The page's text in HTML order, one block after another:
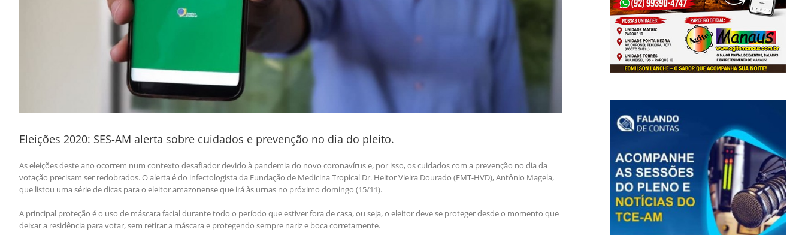
Eleições 2020: SES-AM alerta sobre cuidados e prevenção no dia do pleito.
As eleições deste ano ocorrem num contexto desafiador devido à pandemia do novo coronavírus e, por isso, os cuidados com a prevenção no dia da
votação precisam ser redobrados. O alerta é do infectologista da Fundação de Medicina Tropical Dr. Heitor Vieira Dourado (FMT-HVD), Antônio Magela,
que listou uma série de dicas para o eleitor amazonense que irá às urnas no próximo domingo (15/11).
A principal proteção é o uso de máscara facial durante todo o período que estiver fora de casa, ou seja, o eleitor deve se proteger desde o momento que
deixar a residência para votar, sem retirar a máscara e protegendo sempre nariz e boca corretamente.